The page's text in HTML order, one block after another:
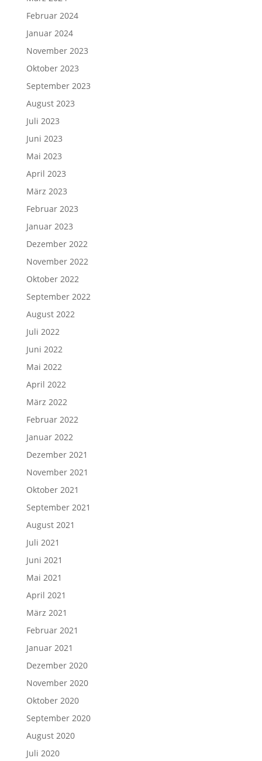
Februar 2024
Januar 2024
November 2023
Oktober 2023
September 2023
August 2023
Juli 2023
Juni 2023
Mai 2023
April 2023
März 2023
Februar 2023
Januar 2023
Dezember 2022
November 2022
Oktober 2022
September 2022
August 2022
Juli 2022
Juni 2022
Mai 2022
April 2022
März 2022
Februar 2022
Januar 2022
Dezember 2021
November 2021
Oktober 2021
September 2021
August 2021
Juli 2021
Juni 2021
Mai 2021
April 2021
März 2021
Februar 2021
Januar 2021
Dezember 2020
November 2020
Oktober 2020
September 2020
August 2020
Juli 2020